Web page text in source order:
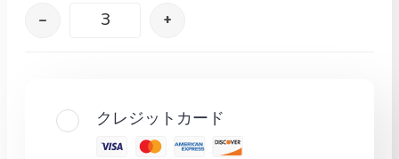
– +
クレジットカード